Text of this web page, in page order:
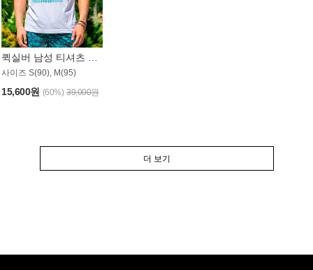
퀵실버 남성 티셔츠 MST357WQS
사이즈 S(90), M(95)
15,600원 (60%) 39,000원
더 보기